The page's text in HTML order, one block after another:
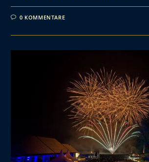
0 KOMMENTARE